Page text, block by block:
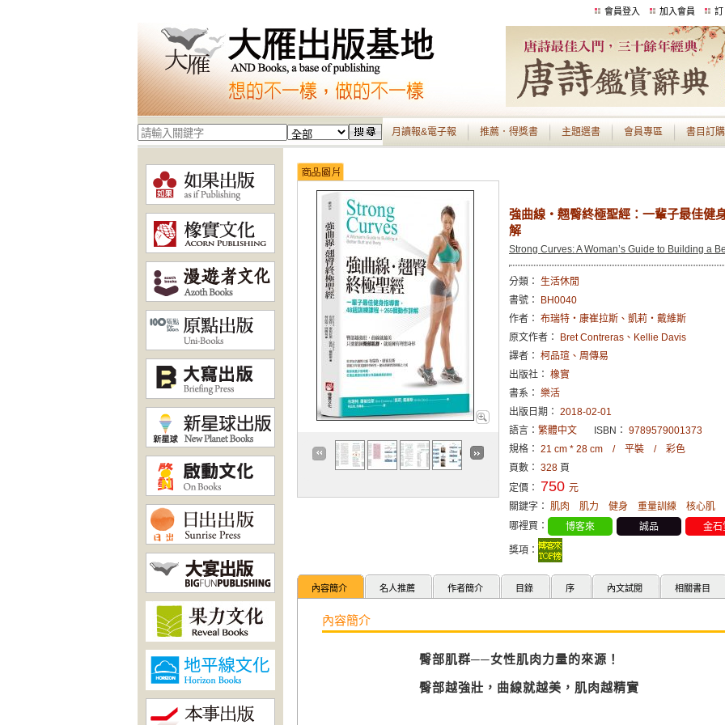
會員登入 加入會員 訂
月讀報&電子報 推薦．得獎書 主題選書 會員專區 書目訂
強曲線‧翹臀終極聖經：一輩子最佳健
解
Strong Curves: A Woman’s Guide to Building a
分類： 生活休閒
書號：
BH0040
作者： 布瑞特‧康崔拉斯、凱莉‧戴維斯
原文作者：
Bret Contreras、Kellie Davis
譯者： 柯品瑄、周傳易
出版社： 橡實
書系： 樂活
出版日期： 2018-02-01
語言： 繁體中文 ISBN： 9789579001373
規格： 21 cm * 28 cm / 平裝 / 彩色
頁數： 328 頁
定價： 750 元
關鍵字： 肌肉 肌力 健身 重量訓練 核心肌
哪裡買：
博客來 誠品 金石
獎項：
內容簡介 名人推薦 作者簡介 目錄 序 內文試閱 相關書目
內容簡介
臀部肌群──女性肌肉力量的來源！
臀部越強壯，曲線就越美，肌肉越精實